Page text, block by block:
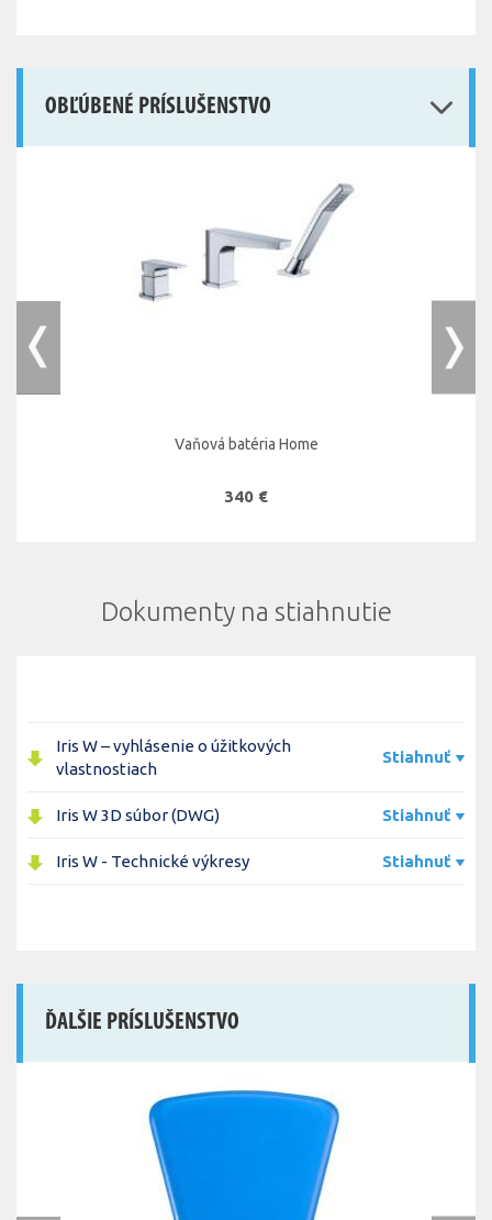
OBĽÚBENÉ PRÍSLUŠENSTVO
Vaňová batéria Home
340 €
Dokumenty na stiahnutie
Iris W – vyhlásenie o úžitkových
vlastnostiach
Stiahnuť
Iris W 3D súbor (DWG) Stiahnuť
Iris W - Technické výkresy Stiahnuť
ĎALŠIE PRÍSLUŠENSTVO